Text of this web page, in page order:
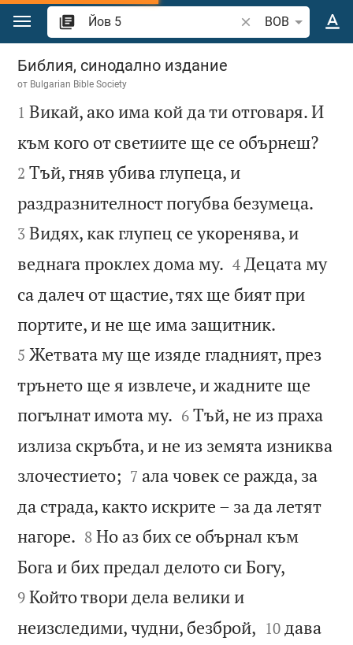
Преминете към съдържанието
Търсете стих или
BOB
Йов 5
Библия, синодално издание
от Bulgarian Bible Society

1 Викай, ако има кой да ти отговаря. И
към кого от светиите ще се обърнеш?
2 Тъй, гняв убива глупеца, и
раздразнителност погубва безумеца.
3 Видях, как глупец се укоренява, и
веднага проклех дома му. 

4 Децата му
са далеч от щастие, тях ще бият при
портите, и не ще има защитник.
5 Жетвата му ще изяде гладният, през
трънето ще я извлече, и жадните ще
погълнат имота му. 

6 Тъй, не из праха
излиза скръбта, и не из земята изниква
злочестието; 

7 ала човек се ражда, за
да страда, както искрите – за да летят
нагоре. 

8 Но аз бих се обърнал към
Бога и бих предал делото си Богу,
9 Който твори дела велики и
неизследими, чудни, безброй, 

10 дава